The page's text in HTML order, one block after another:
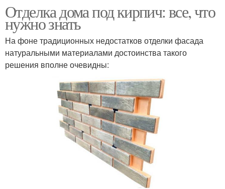
Отделка дома под кирпич: все, что
нужно знать
На фоне традиционных недостатков отделки фасада
натуральными материалами достоинства такого
решения вполне очевидны: